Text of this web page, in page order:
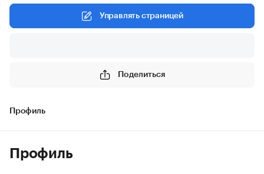
Управлять страницей
Поделиться
Профиль
Профиль